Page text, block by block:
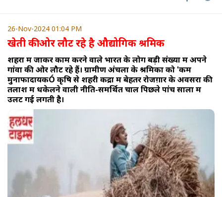
26-Nov-2024 01:04 PM
खेती की ओर लौट रहे है औद्योगिक श्रमिक
शहरों में जाकर काम करने वाले भारत के लोग बड़ी संख्या में अपने
गांवों की ओर लौट रहे हैं। ग्रामीण अंचलों के श्रमिकों को 'कम
मुनाफादायकÓ कृषि से शहरी केंद्रों में बेहतर रोजग़ार के अवसरों की
तलाश में धकेलने वाली नीति-समर्थित चाल पिछले पांच सालों में
उलट गई लगती है।